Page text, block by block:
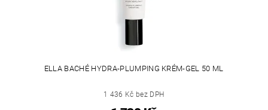
ELLA BACHÉ HYDRA-PLUMPING KRÉM-GEL 50 ML
1 436 Kč bez DPH